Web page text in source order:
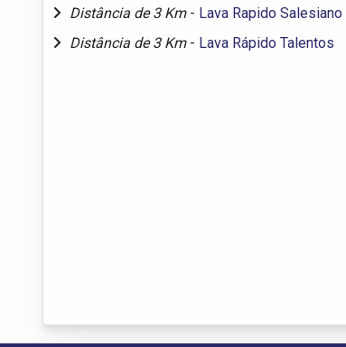
Distância de 3 Km - Lava Rapido Salesiano
Distância de 3 Km - Lava Rápido Talentos